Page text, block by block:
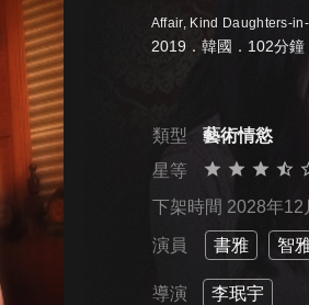
Affair, Kind Daughters-
2019．韓國．102分鐘
類型
藝術情慾
星等
下架時間 2028年12
演員 書雅 智
導演 李珉宇